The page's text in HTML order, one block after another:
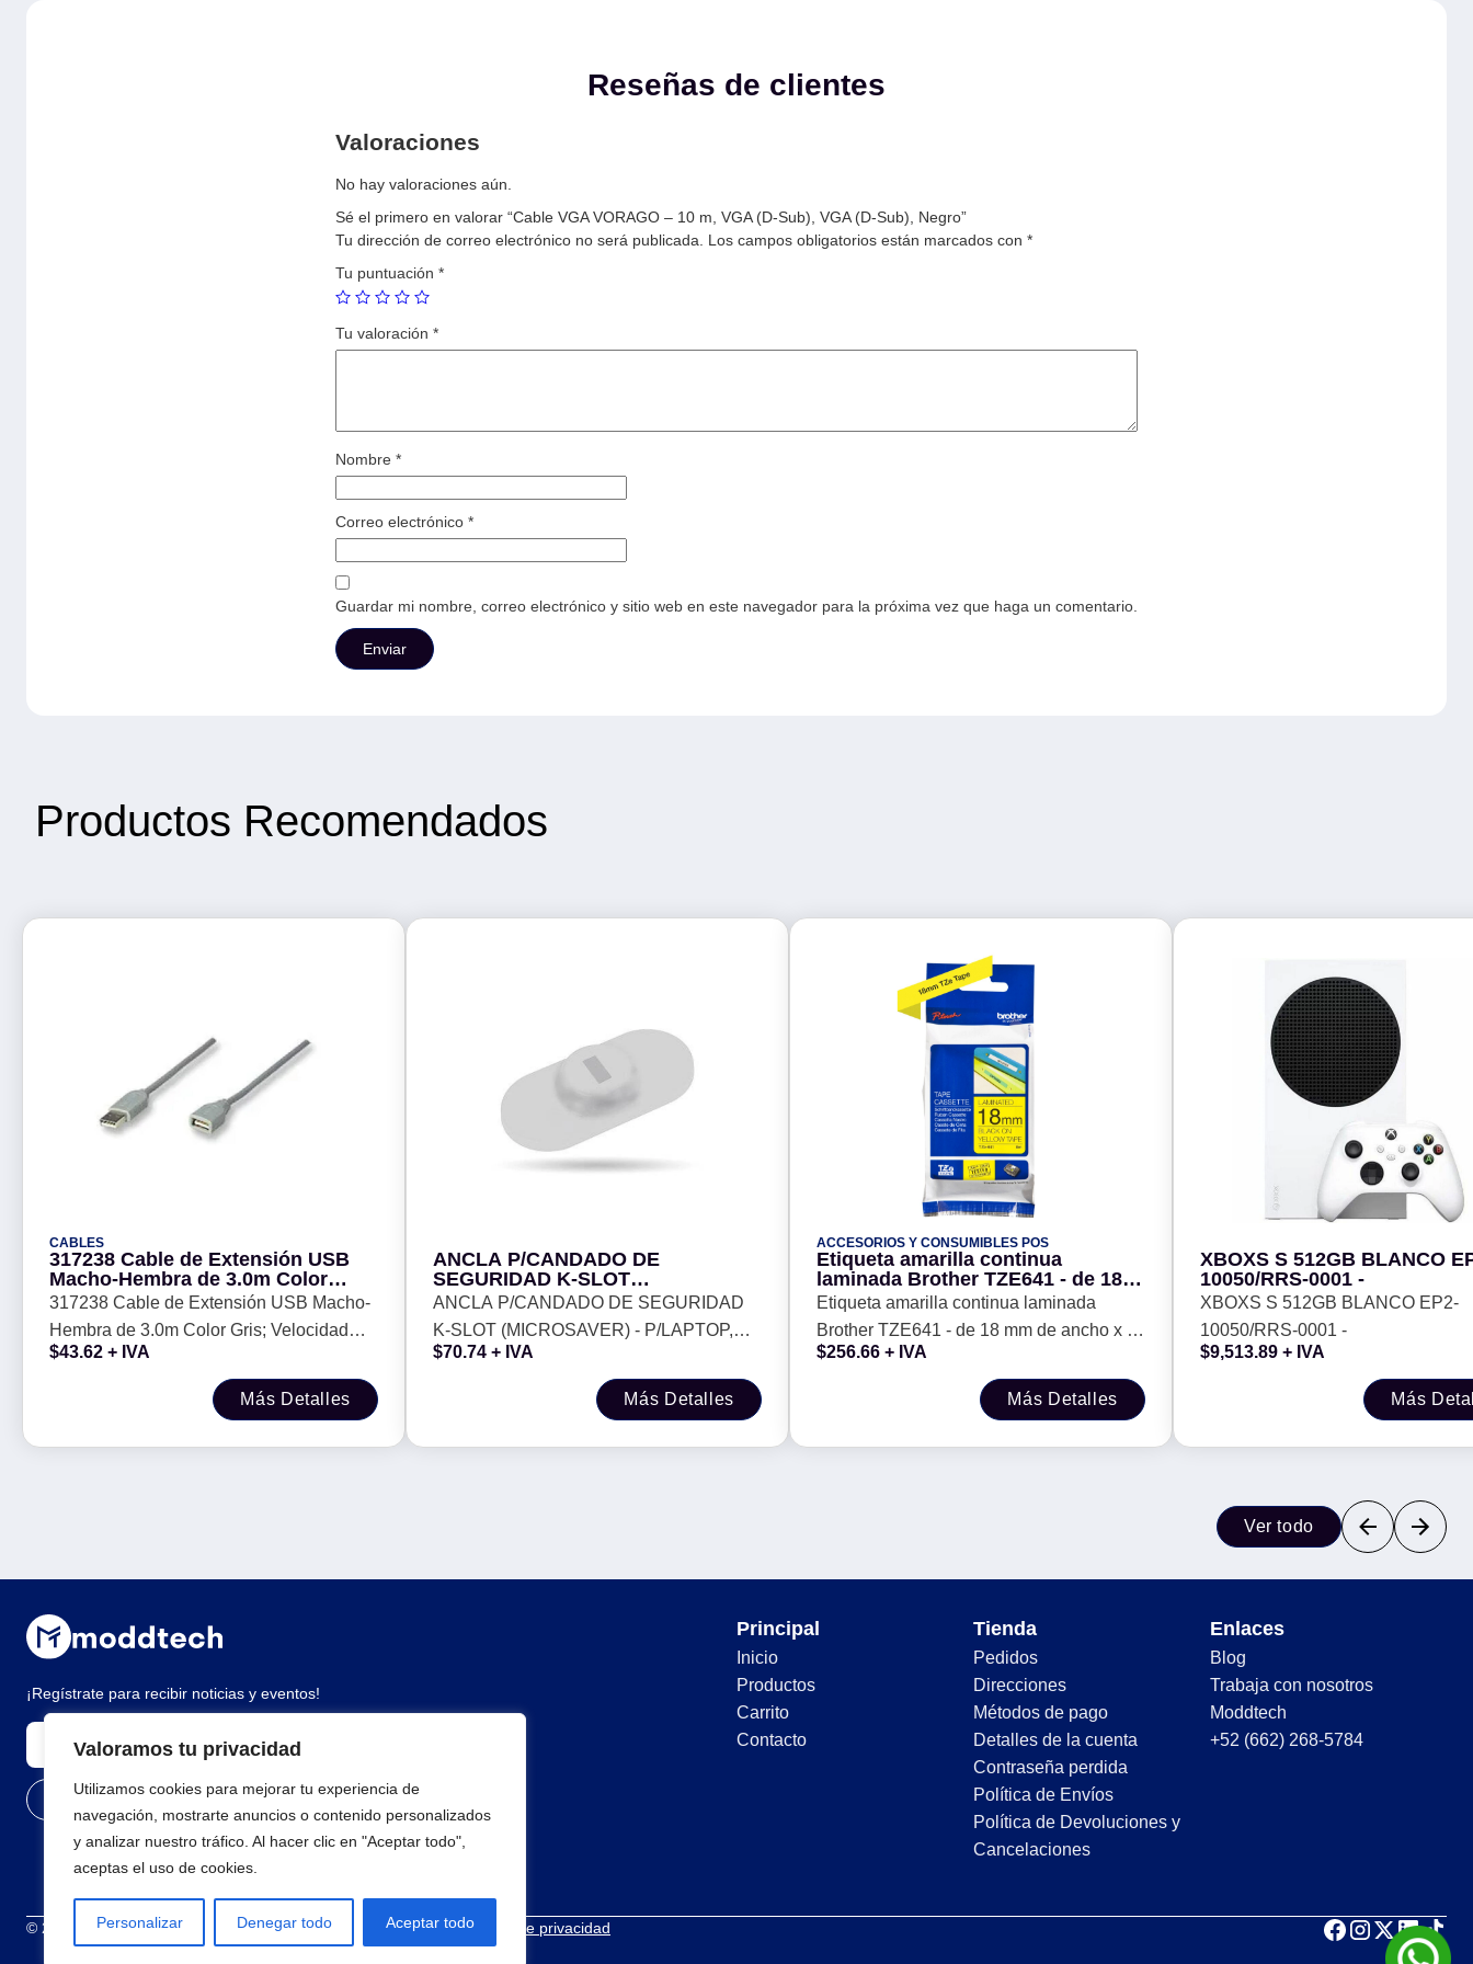
Valoramos tu privacidad
Utilizamos cookies para mejorar tu experiencia de
navegación, mostrarte anuncios o contenido personalizados
y analizar nuestro tráfico. Al hacer clic en "Aceptar todo",
aceptas el uso de cookies.
Personalizar Denegar todo Aceptar todo
Reseñas de clientes
Valoraciones
No hay valoraciones aún.
Sé el primero en valorar “Cable VGA VORAGO – 10 m, VGA (D-Sub), VGA (D-Sub), Negro”
Tu dirección de correo electrónico no será publicada.
Los campos obligatorios están marcados con *
Tu puntuación *
Tu valoración *
Nombre *
Correo electrónico *
Guardar mi nombre, correo electrónico y sitio web en este navegador para la próxima vez que haga un comentario.
Productos Recomendados
CABLES
317238 Cable de Extensión USB
Macho-Hembra de 3.0m Color
Gris; Velocidad máxima de hasta
12 Mbps. -
317238 Cable de Extensión USB Macho-
Hembra de 3.0m Color Gris; Velocidad
máxima de hasta 12 Mbps. -
$43.62 + IVA
Más Detalles
ANCLA P/CANDADO DE
SEGURIDAD K-SLOT
(MICROSAVER) - P/LAPTOP,
TABLET, CELULAR, TIPO PLACA
C/ADHESIVO, COLOR GRIS,
BROBOTIX 406290
ANCLA P/CANDADO DE SEGURIDAD
K-SLOT (MICROSAVER) - P/LAPTOP,
TABLET, CELULAR, TIPO PLACA
C/ADHESIVO, COLOR GRIS, BROBOTIX
$70.74 + IVA
Más Detalles
ACCESORIOS Y CONSUMIBLES POS
Etiqueta amarilla continua
laminada Brother TZE641 - de 18
mm de ancho x 8 mts de largo.
Impresión en negro.
Etiqueta amarilla continua laminada
Brother TZE641 - de 18 mm de ancho x 8
mts de largo. Impresión en negro.
$256.66 + IVA
Más Detalles
XBOXS S 512GB BLANCO
10050/RRS-0001 -
XBOXS S 512GB BLANCO EP2-
10050/RRS-0001 -
$9,513.89 + IVA
Más
Ver todo
¡Regístrate para recibir noticias y eventos!
Principal
Inicio
Productos
Carrito
Contacto
Tienda
Pedidos
Direcciones
Métodos de pago
Detalles de la cuenta
Contraseña perdida
Política de Envíos
Política de Devoluciones y
Cancelaciones
Enlaces
Blog
Trabaja con nosotros
Moddtech
+52 (662) 268-5784
© 2026 Todos los derechos reservados Términos y condicionesPolítica de privacidad